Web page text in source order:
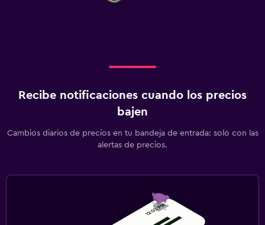
Recibe notificaciones cuando los precios
bajen
Cambios diarios de precios en tu bandeja de entrada: solo con las
alertas de precios.